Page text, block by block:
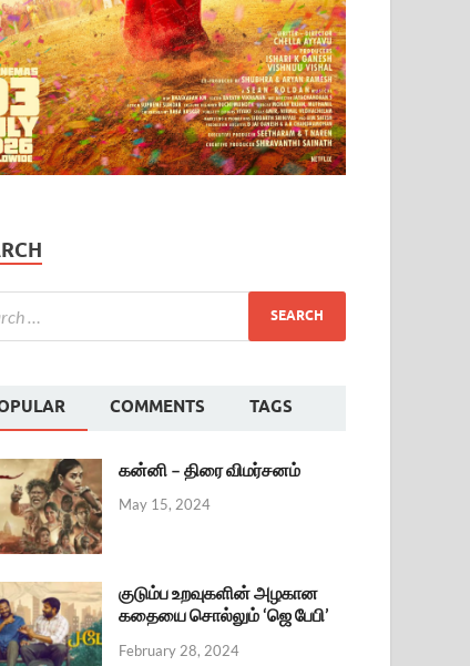
COMMENTS TAGS
கன்னி – திரை விமர்சனம்
May 15, 2024
குடும்ப உறவுகளின் அழகான
கதையை சொல்லும் ‘ஜெ பேபி’
February 28, 2024